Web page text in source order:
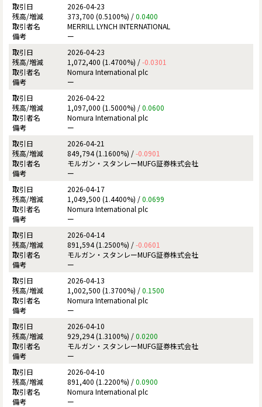
2026-04-23
373,700 (0.5100%) /0.0400
MERRILL LYNCH INTERNATIONAL
ー
2026-04-23
1,072,400 (1.4700%) /-0.0301
Nomura International plc
ー
2026-04-22
1,097,000 (1.5000%) /0.0600
Nomura International plc
ー
2026-04-21
849,794 (1.1600%) /-0.0901
モルガン・スタンレーMUFG証券株式会社
ー
2026-04-17
1,049,500 (1.4400%) /0.0699
Nomura International plc
ー
2026-04-14
891,594 (1.2500%) /-0.0601
モルガン・スタンレーMUFG証券株式会社
ー
2026-04-13
1,002,500 (1.3700%) /0.1500
Nomura International plc
ー
2026-04-10
929,294 (1.3100%) /0.0200
モルガン・スタンレーMUFG証券株式会社
ー
2026-04-10
891,400 (1.2200%) /0.0900
Nomura International plc
ー